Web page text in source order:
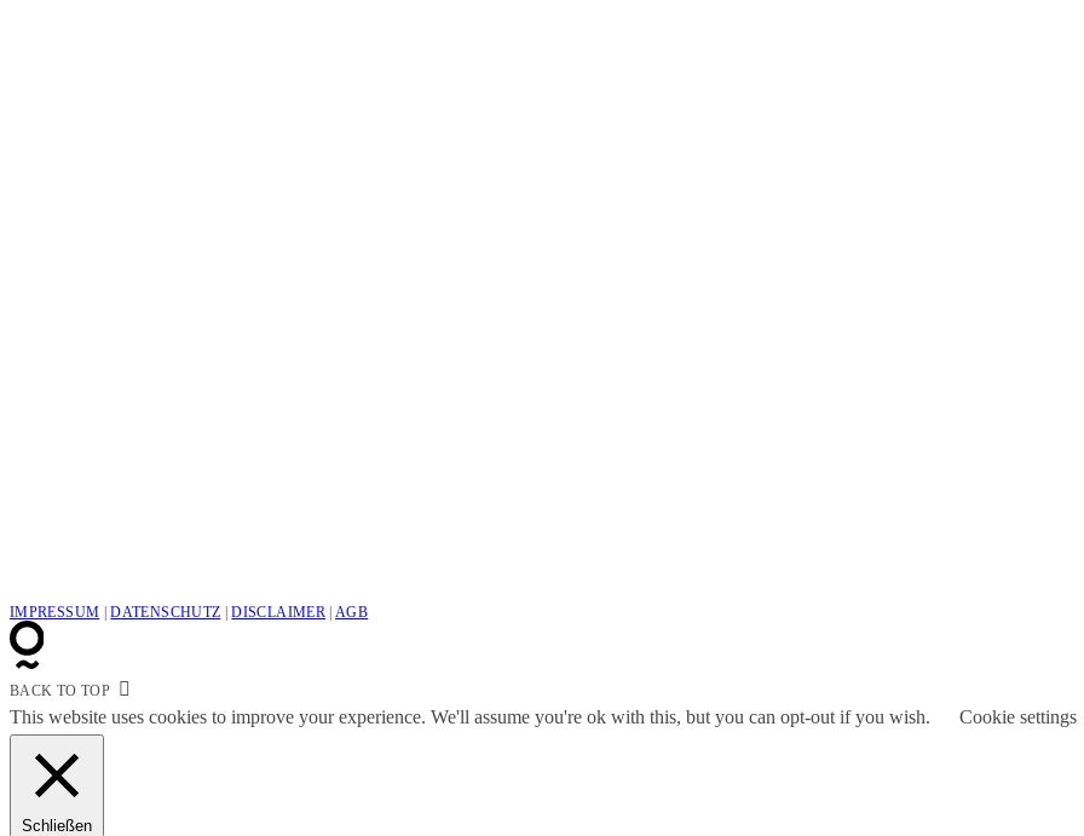
IMPRESSUM |DATENSCHUTZ |DISCLAIMER | AGB
BACK TO TOP
This website uses cookies to improve your experience. We'll assume you're ok with this, but you can opt-out if you wish. Cookie settings
Schließen